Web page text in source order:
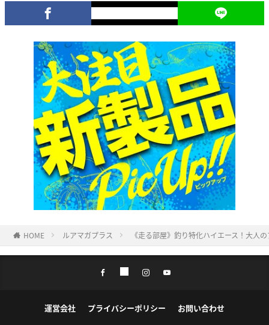
HOME ルアマガプラス 《走る部屋》釣り特化ハイエース！大人
運営会社 プライバシーポリシー お問い合わせ